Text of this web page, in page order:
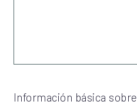
Información básica